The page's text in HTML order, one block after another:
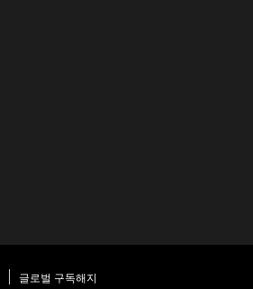
글로벌 구독해지